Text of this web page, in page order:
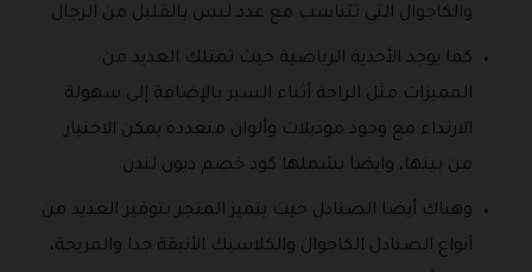
والكاجوال التي تتناسب مع عدد ليس بالقليل من الرجال.
كما يوجد الأحذية الرياضية حيث تمتلك العديد من
المميزات مثل الراحة أثناء السير بالإضافة إلى سهولة
الارتداء مع وجود موديلات وألوان متعددة يمكن الاختيار
من بينها، وايضا يشملها كود خصم ديون لندن.
وهناك أيضا الصنادل حيث يتميز المتجر بتوفير العديد من
أنواع الصنادل الكاجوال والكلاسيك الأنيقة جدا والمريحة،